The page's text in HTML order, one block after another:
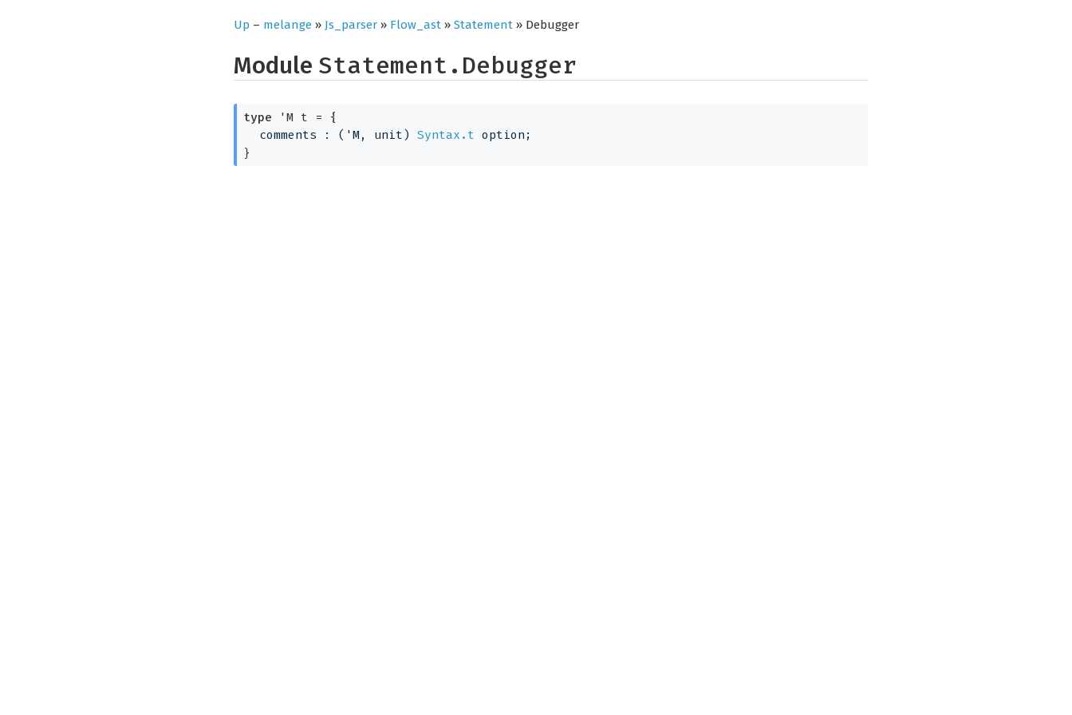
Up – melange » Js_parser » Flow_ast »Statement » Debugger
Module Statement.Debugger
type 'M t =
{
comments : ( 'M , unit) Syntax.t option ;
}